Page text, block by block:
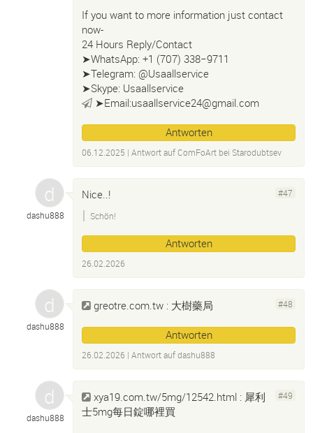
If you want to more information just contact
now-
24 Hours Reply/Contact
➤WhatsApp: +1 (707) 338−9711
➤Telegram: @Usaallservice
➤Skype: Usaallservice
➤Email:usaallservice24@gmail.com
Antworten
06.12.2025 | Antwort aufComFoArt bei Starodubtsev
dashu888
#47
Nice..!
Schön!
Antworten
26.02.2026
dashu888
#48
greotre.com.tw : 大樹藥局
Antworten
26.02.2026 | Antwort aufdashu888
dashu888
#49
xya19.com.tw/5mg/12542.html : 犀利
士5mg每日錠哪裡買